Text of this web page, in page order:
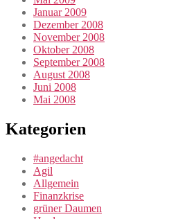
Januar 2009
Dezember 2008
November 2008
Oktober 2008
September 2008
August 2008
Juni 2008
Mai 2008
Kategorien
#angedacht
Agil
Allgemein
Finanzkrise
grüner Daumen